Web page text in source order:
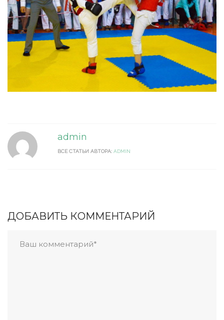
admin
ВСЕ СТАТЬИ АВТОРА: ADMIN
ДОБАВИТЬ КОММЕНТАРИЙ